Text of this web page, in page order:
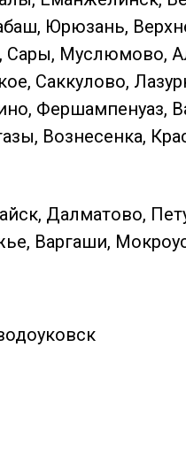
Юрюзань,
Муслюмово,
Саккулово,
Фершампенуаз,
Вознесенка,
Далматово,
Варгаши,